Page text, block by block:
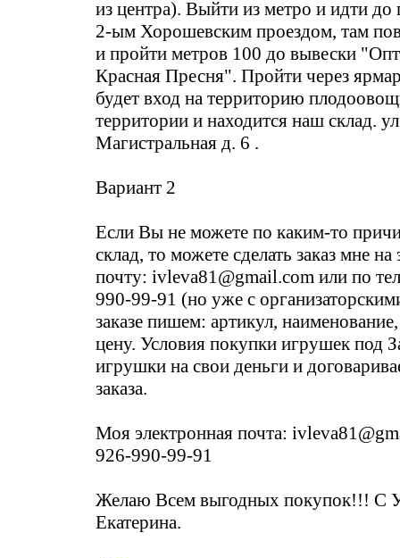
из центра). Выйти из метро и идти до
2-ым Хорошевским проездом, там
и пройти метров 100 до вывески
Красная Пресня". Пройти через
будет вход на территорию
территории и находится наш склад.
Магистральная д. 6 .
Вариант 2
Если Вы не можете по каким-то
склад, то можете сделать заказ мне
почту: ivleva81@gmail.com или по
990-99-91 (но уже с
заказе пишем: артикул,
цену. Условия покупки игрушек под
игрушки на свои деньги и
заказа.
Моя электронная почта:
926-990-99-91
Желаю Всем выгодных покупок!!! С
Екатерина.